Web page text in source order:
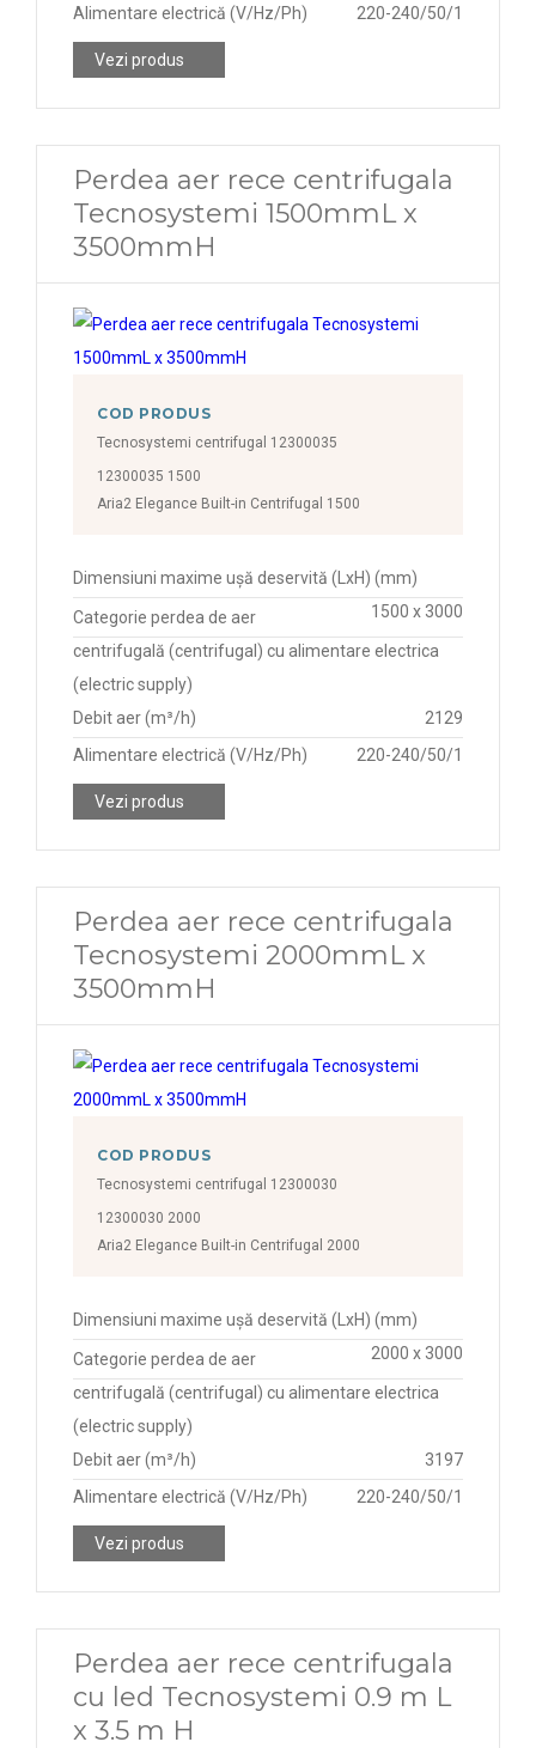
Alimentare electrică (V/Hz/Ph)
220-240/50/1
Vezi produs
Perdea aer rece centrifugala
Tecnosystemi 1500mmL x
3500mmH
COD PRODUS
Tecnosystemi centrifugal 12300035
12300035 1500
Aria2 Elegance Built-in Centrifugal 1500
Dimensiuni maxime ușă deservită (LxH) (mm)
1500 x 3000
Categorie perdea de aer
centrifugală (centrifugal) cu alimentare electrica
(electric supply)
Debit aer (m³/h)
2129
Alimentare electrică (V/Hz/Ph)
220-240/50/1
Vezi produs
Perdea aer rece centrifugala
Tecnosystemi 2000mmL x
3500mmH
COD PRODUS
Tecnosystemi centrifugal 12300030
12300030 2000
Aria2 Elegance Built-in Centrifugal 2000
Dimensiuni maxime ușă deservită (LxH) (mm)
2000 x 3000
Categorie perdea de aer
centrifugală (centrifugal) cu alimentare electrica
(electric supply)
Debit aer (m³/h)
3197
Alimentare electrică (V/Hz/Ph)
220-240/50/1
Vezi produs
Perdea aer rece centrifugala
cu led Tecnosystemi 0.9 m L
x 3.5 m H